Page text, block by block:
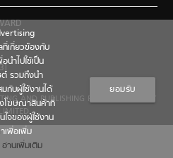
AND PUBLISHING PUBLIC COMPANY
LIMITED.
เกี่ยวข้องกับ
นำไปใช้เป็น
ต์ รวมถึงนำ
กับผู้ใช้งานได้
โฆษณาสินค้าที่
จของผู้ใช้งาน
เพื่อเพิ่ม
นเพิ่มเติม
ยอมรับ